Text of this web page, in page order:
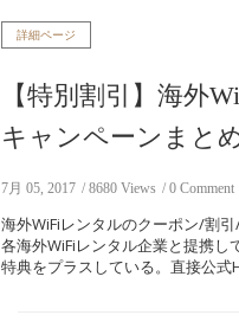
詳細ページ
【特別割引】海外
キャンペーンまと
7月 05, 2017 8680 Views 0 Comment
海外WiFiレンタルのクーポン/割
各海外WiFiレンタル企業と提携
特典をプラスしている。直接公